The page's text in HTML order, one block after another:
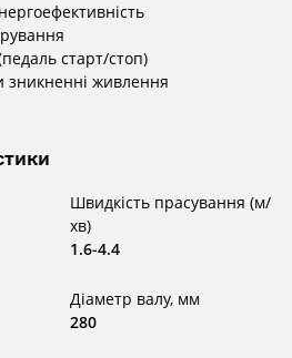
старт/стоп)
зникненні живлення
Швидкість прасування (м/
хв)
1.6-4.4
Діаметр валу, мм
280